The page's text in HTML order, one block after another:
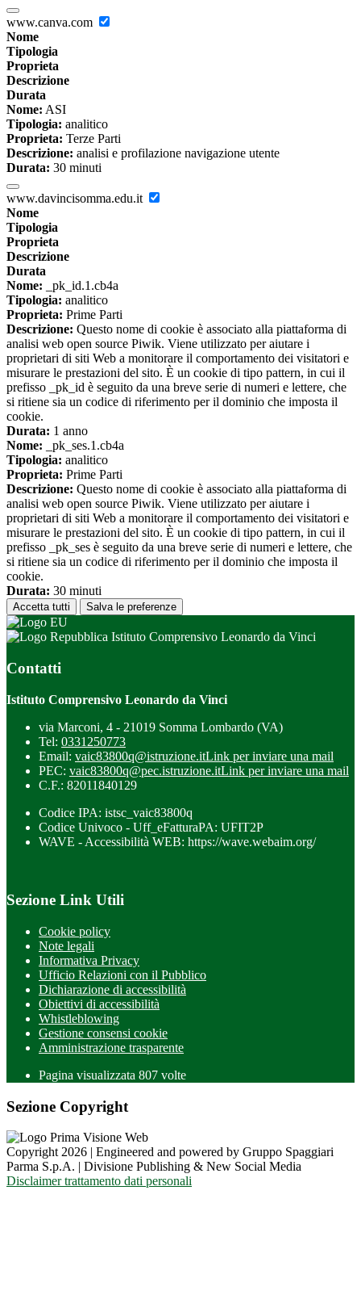
www.canva.com
Nome
Tipologia
Proprieta
Descrizione
Durata
Nome: ASI
Tipologia: analitico
Proprieta: Terze Parti
Descrizione: analisi e profilazione navigazione utente
Durata: 30 minuti
www.davincisomma.edu.it
Nome
Tipologia
Proprieta
Descrizione
Durata
Nome: _pk_id.1.cb4a
Tipologia: analitico
Proprieta: Prime Parti
Descrizione: Questo nome di cookie è associato alla piattaforma di
analisi web open source Piwik. Viene utilizzato per aiutare i
proprietari di siti Web a monitorare il comportamento dei visitatori e
misurare le prestazioni del sito. È un cookie di tipo pattern, in cui il
prefisso _pk_id è seguito da una breve serie di numeri e lettere, che
si ritiene sia un codice di riferimento per il dominio che imposta il
cookie.
Durata: 1 anno
Nome: _pk_ses.1.cb4a
Tipologia: analitico
Proprieta: Prime Parti
Descrizione: Questo nome di cookie è associato alla piattaforma di
analisi web open source Piwik. Viene utilizzato per aiutare i
proprietari di siti Web a monitorare il comportamento dei visitatori e
misurare le prestazioni del sito. È un cookie di tipo pattern, in cui il
prefisso _pk_ses è seguito da una breve serie di numeri e lettere, che
si ritiene sia un codice di riferimento per il dominio che imposta il
cookie.
Durata: 30 minuti
Accetta tutti Salva le preferenze
Istituto Comprensivo Leonardo da Vinci
Contatti
Istituto Comprensivo Leonardo da Vinci
via Marconi, 4 - 21019 Somma Lombardo (VA)
Tel: 0331250773
Email: vaic83800q@istruzione.itLink per inviare una mail
PEC: vaic83800q@pec.istruzione.itLink per inviare una mail
C.F.: 82011840129
Codice IPA: istsc_vaic83800q
Codice Univoco - Uff_eFatturaPA: UFIT2P
WAVE - Accessibilità WEB: https://wave.webaim.org/
Sezione Link Utili
Cookie policy
Note legali
Informativa Privacy
Ufficio Relazioni con il Pubblico
Dichiarazione di accessibilità
Obiettivi di accessibilità
Whistleblowing
Gestione consensi cookie
Amministrazione trasparente
Pagina visualizzata 807 volte
Sezione Copyright
Copyright 2026 | Engineered and powered by Gruppo Spaggiari
Parma S.p.A. | Divisione Publishing & New Social Media
Disclaimer trattamento dati personali